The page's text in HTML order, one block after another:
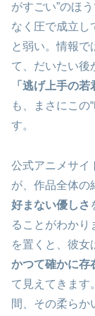
がすごい”のほ
なく圧で成立し
と弱い。情報で
て、だいたい後
「逃げ上手の若
も、まさにこの
す。
公式アニメサイ
が、作品全体の
好まない優しさ
ることがわかり
を置くと、彼女
かつて確かに存
て見えてきます
間、その柔らか